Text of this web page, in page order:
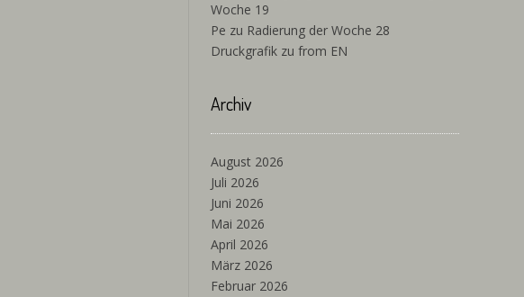
Woche 19
Pe zu Radierung der Woche 28
Druckgrafik zu from EN
Archiv
August 2026
Juli 2026
Juni 2026
Mai 2026
April 2026
März 2026
Februar 2026